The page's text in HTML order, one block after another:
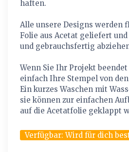
haften.
Alle unsere Designs werden
Folie aus Acetat geliefert
und gebrauchsfertig
Wenn Sie Ihr Projekt
einfach Ihre Stempel von
Ein kurzes Waschen mit
sie können zur einfachen
auf die Acetatfolie geklappt
Verfügbar:Wird für dich